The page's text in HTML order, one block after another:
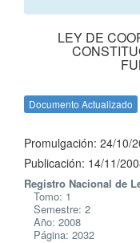
LEY DE
Documento Actualizado
Promulgación: 24/10/
Publicación: 14/11/
Registro Nacional de
Tomo: 1
Semestre: 2
Año: 2008
Página: 2032